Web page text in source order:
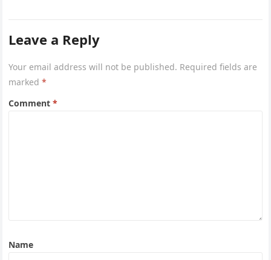
Leave a Reply
Your email address will not be published. Required fields are
marked*
Comment*
Name